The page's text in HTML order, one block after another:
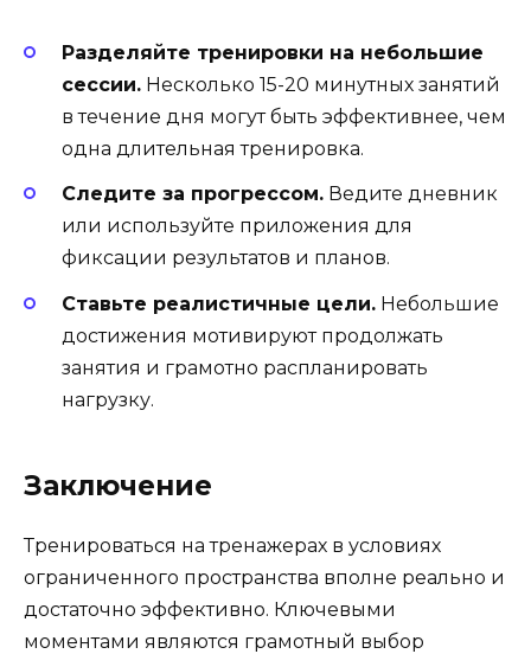
Разделяйте тренировки на небольшие
сессии. Несколько 15-20 минутных занятий
в течение дня могут быть эффективнее, чем
одна длительная тренировка.
Следите за прогрессом. Ведите дневник
или используйте приложения для
фиксации результатов и планов.
Ставьте реалистичные цели. Небольшие
достижения мотивируют продолжать
занятия и грамотно распланировать
нагрузку.
Заключение
Тренироваться на тренажерах в условиях
ограниченного пространства вполне реально и
достаточно эффективно. Ключевыми
моментами являются грамотный выбор